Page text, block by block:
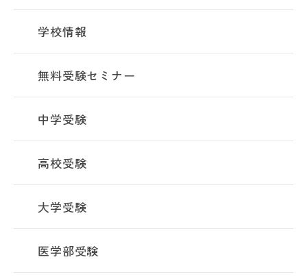
学校情報
無料受験セミナー
中学受験
高校受験
大学受験
医学部受験